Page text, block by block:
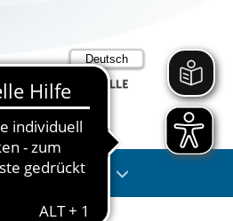
Anmelden